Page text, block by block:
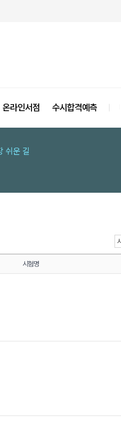
온라인서점 수시합격예측
쉬운 길
시험명